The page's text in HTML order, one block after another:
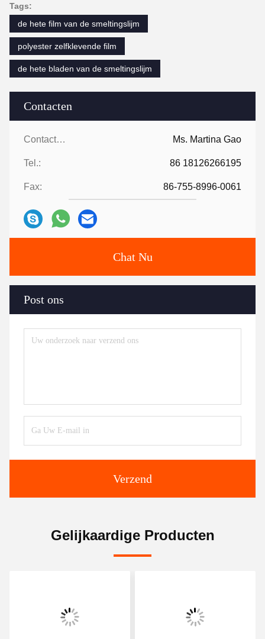
Contacten
Contacten: Ms. Martina Gao
Tel.: 86 18126266195
Fax: 86-755-8996-0061
Chat Nu
Post ons
Verzend
Tags:
de hete film van de smeltingslijm
polyester zelfklevende film
de hete bladen van de smeltingslijm
Gelijkaardige Producten